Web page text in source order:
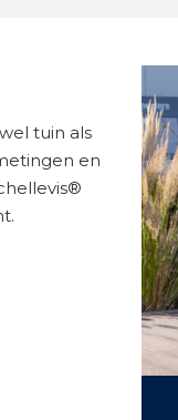
tuin als
en